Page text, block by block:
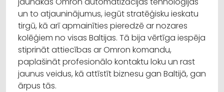
un to atjauninājumus, iegūt stratēģisku ieskatu
tirgū, kā arī apmainīties pieredzē ar nozares
kolēģiem no visas Baltijas. Tā bija vērtīga iespēja
stiprināt attiecības ar Omron komandu,
paplašināt profesionālo kontaktu loku un rast
jaunus veidus, kā attīstīt biznesu gan Baltijā, gan
ārpus tās.